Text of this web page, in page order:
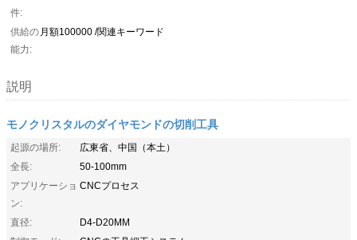
件:
供給の
能力:
月額100000 /関連キーワード
説明
モノクリスタルのダイヤモンドの切削工具
起源の場所:
広東省、中国（本土）
全長:
50-100mm
アプリケーショ
ン:
CNCプロセス
直径:
D4-D20MM